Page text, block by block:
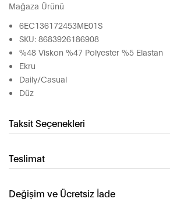
Mağaza Ürünü
6EC136172453ME01S
SKU: 8683926186908
%48 Viskon %47 Polyester %5 Elastan
Ekru
Daily/Casual
Düz
Taksit Seçenekleri
Teslimat
Değişim ve Ücretsiz İade